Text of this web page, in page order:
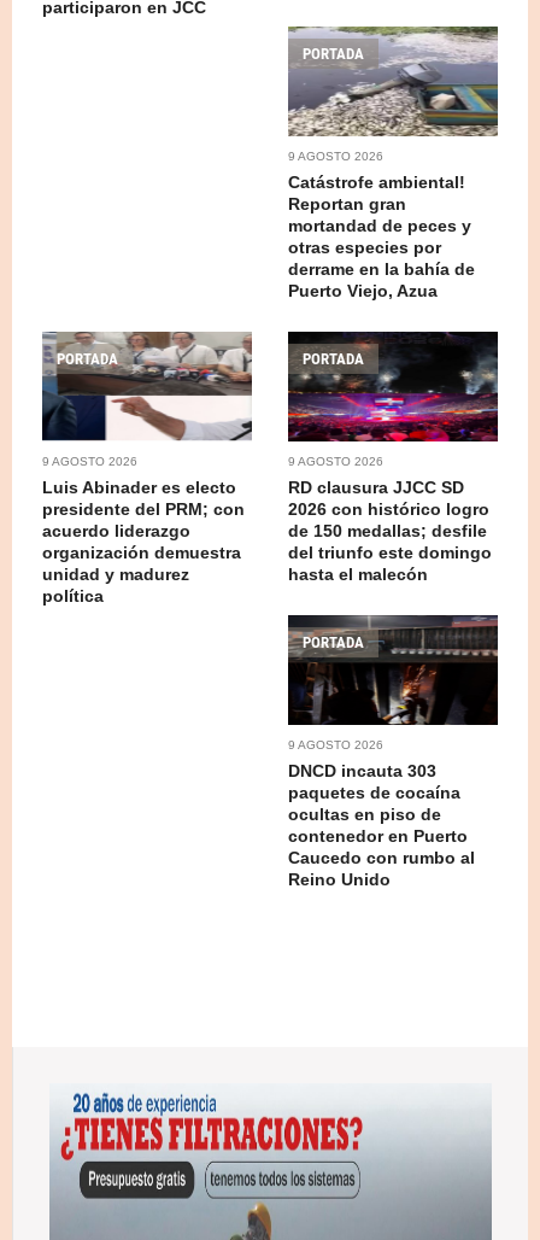
participaron en JCC
PORTADA
9 AGOSTO 2026
Catástrofe ambiental!
Reportan gran
mortandad de peces y
otras especies por
derrame en la bahía de
Puerto Viejo, Azua
PORTADA
9 AGOSTO 2026
Luis Abinader es electo
presidente del PRM; con
acuerdo liderazgo
organización demuestra
unidad y madurez
política
PORTADA
9 AGOSTO 2026
RD clausura JJCC SD
2026 con histórico logro
de 150 medallas; desfile
del triunfo este domingo
hasta el malecón
PORTADA
9 AGOSTO 2026
DNCD incauta 303
paquetes de cocaína
ocultas en piso de
contenedor en Puerto
Caucedo con rumbo al
Reino Unido